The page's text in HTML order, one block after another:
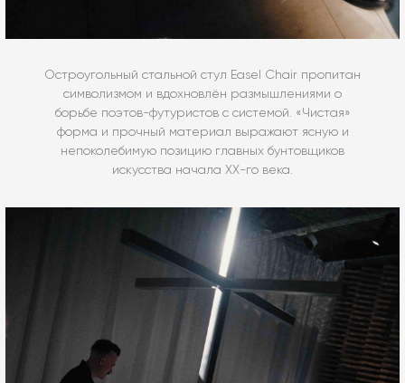
Остроугольный стальной стул Easel Chair пропитан
символизмом и вдохновлён размышлениями о
борьбе поэтов-футуристов с системой. «Чистая»
форма и прочный материал выражают ясную и
непоколебимую позицию главных бунтовщиков
искусства начала XX-го века.